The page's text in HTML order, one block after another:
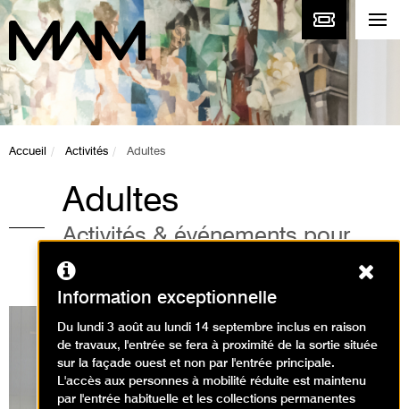
Accueil Activités Adultes
Adultes
Activités & événements pour
adultes au musée
Expositions en cours
Information exceptionnelle
Du lundi 3 août au lundi 14 septembre inclus en raison
de travaux, l'entrée se fera à proximité de la sortie située
sur la façade ouest et non par l'entrée principale.
L'accès aux personnes à mobilité réduite est maintenu
par l'entrée habituelle et les collections permanentes